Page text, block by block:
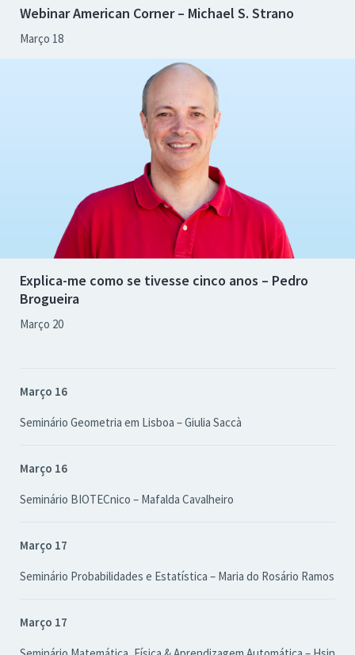
Webinar American Corner – Michael S. Strano
Março 18
Explica-me como se tivesse cinco anos – Pedro
Brogueira
Março 20
Março 16
Seminário Geometria em Lisboa – Giulia Saccà
Março 16
Seminário BIOTECnico – Mafalda Cavalheiro
Março 17
Seminário Probabilidades e Estatística – Maria do Rosário Ramos
Março 17